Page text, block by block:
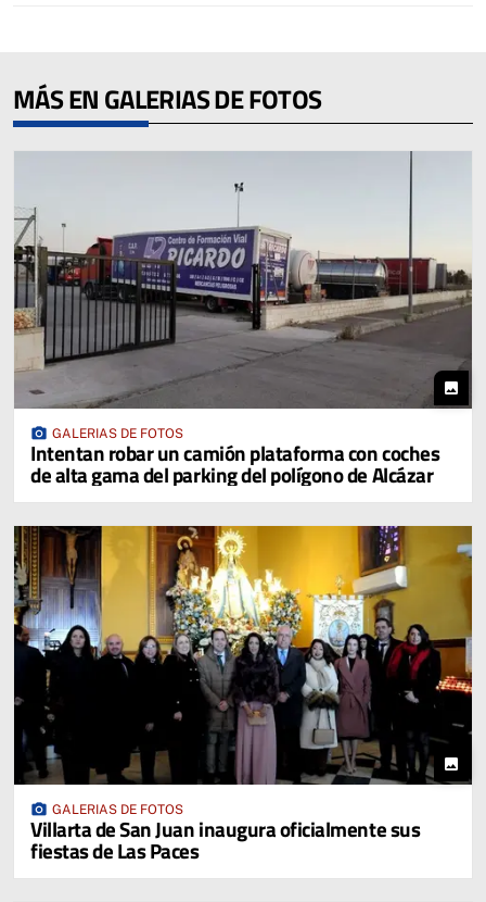
MÁS EN GALERIAS DE FOTOS
photo
photo_camera GALERIAS DE FOTOS
Intentan robar un camión plataforma con coches
de alta gama del parking del polígono de Alcázar
photo
photo_camera GALERIAS DE FOTOS
Villarta de San Juan inaugura oficialmente sus
fiestas de Las Paces